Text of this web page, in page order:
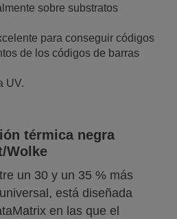
sobre substratos
para conseguir códigos
de los códigos de barras
UV.
térmica negra
Wolke
un 30 y un 35 % más
está diseñada
en las que el